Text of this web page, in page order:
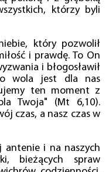
którzy byli
który pozwolił
i prawdę. To On
i błogosławił
wola jest dla nas
ten moment z
Twoja" (Mt 6,10).
czas, a nasz czas w
antenie i na naszych
bieżących spraw